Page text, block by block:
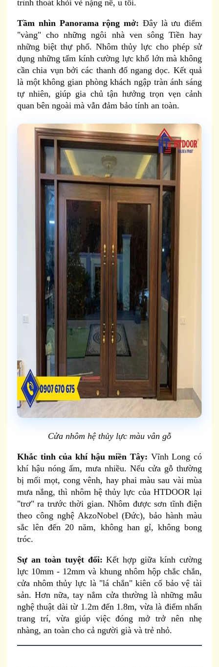
trình thoát khỏi vẻ nặng nề, u tối.
Tầm nhìn Panorama rộng mở: Đây là ưu điểm
"vàng" cho những ngôi nhà ven sông Tiền hay
những biệt thự phố. Nhôm thủy lực cho phép sử
dụng những tấm kính cường lực khổ lớn mà không
cần chia vụn bởi các thanh đố ngang dọc. Kết quả
là một không gian phòng khách ngập tràn ánh sáng
tự nhiên, giúp gia chủ tận hưởng trọn vẹn cảnh
quan bên ngoài mà vẫn đảm bảo tính an toàn.
Cửa nhôm hệ thủy lực màu vân gỗ
Khắc tinh của khí hậu miền Tây: Vĩnh Long có
khí hậu nóng ẩm, mưa nhiều. Nếu cửa gỗ thường
bị mối mọt, cong vênh, hay phai màu sau vài mùa
mưa nắng, thì nhôm hệ thủy lực của HTDOOR lại
"trơ" ra trước thời gian. Nhôm được sơn tĩnh điện
theo công nghệ AkzoNobel (Đức), bảo hành màu
sắc lên đến 20 năm, không han gỉ, không bong
tróc.
Sự an toàn tuyệt đối: Kết hợp giữa kính cường
lực 10mm - 12mm và khung nhôm hộp chắc chắn,
cửa nhôm thủy lực là "lá chắn" kiên cố bảo vệ tài
sản. Hơn nữa, tay nắm cửa thường là những mẫu
nghệ thuật dài từ 1.2m đến 1.8m, vừa là điểm nhấn
trang trí, vừa giúp việc đóng mở trở nên nhẹ
nhàng, an toàn cho cả người già và trẻ nhỏ.